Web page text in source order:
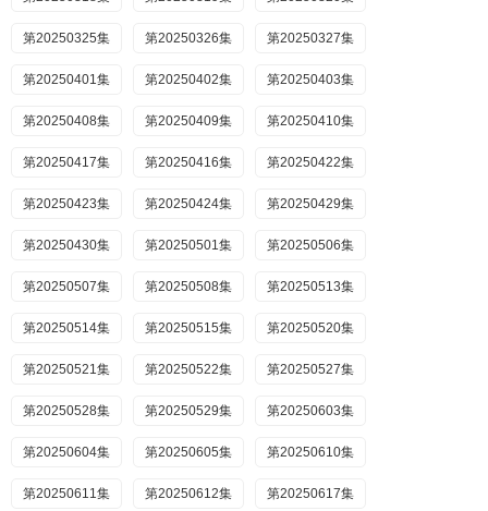
第20250325集 第20250326集 第20250327集
第20250401集 第20250402集 第20250403集
第20250408集 第20250409集 第20250410集
第20250417集 第20250416集 第20250422集
第20250423集 第20250424集 第20250429集
第20250430集 第20250501集 第20250506集
第20250507集 第20250508集 第20250513集
第20250514集 第20250515集 第20250520集
第20250521集 第20250522集 第20250527集
第20250528集 第20250529集 第20250603集
第20250604集 第20250605集 第20250610集
第20250611集 第20250612集 第20250617集